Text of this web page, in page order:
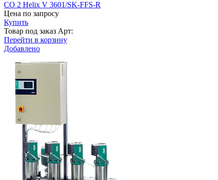
CO 2 Helix V 3601/SK-FFS-R
Цена по запросу
Купить
Товар под заказ Арт:
Перейти в корзину
Добавлено